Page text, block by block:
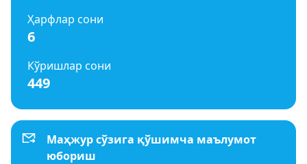
Ҳарфлар сони
6
Кўришлар сони
449
Маҳжур сўзига қўшимча маълумот
юбориш